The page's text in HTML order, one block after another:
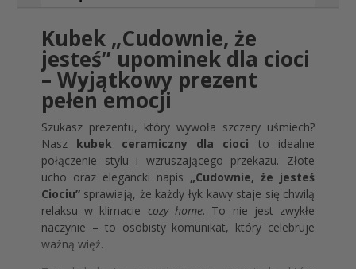
Kubek „Cudownie, że
jesteś” upominek dla cioci
– Wyjątkowy prezent
pełen emocji
Szukasz prezentu, który wywoła szczery uśmiech?
Naszkubek ceramiczny dla cioci to idealne
połączenie stylu i wzruszającego przekazu. Złote
ucho oraz elegancki napis „Cudownie, że jesteś
Ciociu”sprawiają, że każdy łyk kawy staje się chwilą
relaksu w klimacie cozy home. To nie jest zwykłe
naczynie – to osobisty komunikat, który celebruje
ważną więź.